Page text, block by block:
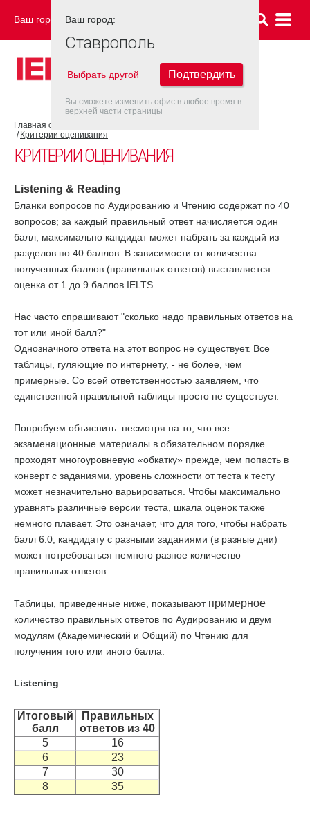
Ваш город: СТАВРОПОЛЬ
Главная страница
Критерии оценивания
КРИТЕРИИ ОЦЕНИВАНИЯ
Listening & Reading
Бланки вопросов по Аудированию и Чтению содержат по 40
вопросов; за каждый правильный ответ начисляется один
балл; максимально кандидат может набрать за каждый из
разделов по 40 баллов. В зависимости от количества
полученных баллов (правильных ответов) выставляется
оценка от 1 до 9 баллов IELTS.
Нас часто спрашивают "сколько надо правильных ответов на
тот или иной балл?"
Однозначного ответа на этот вопрос не существует. Все
таблицы, гуляющие по интернету, - не более, чем
примерные. Со всей ответственностью заявляем, что
единственной правильной таблицы просто не существует.
Попробуем объяснить: несмотря на то, что все
экзаменационные материалы в обязательном порядке
проходят многоуровневую «обкатку» прежде, чем попасть в
конверт с заданиями, уровень сложности от теста к тесту
может незначительно варьироваться. Чтобы максимально
уравнять различные версии теста, шкала оценок также
немного плавает. Это означает, что для того, чтобы набрать
балл 6.0, кандидату с разными заданиями (в разные дни)
может потребоваться немного разное количество
правильных ответов.
Таблицы, приведенные ниже, показывают примерное
количество правильных ответов по Аудированию и двум
модулям (Академический и Общий) по Чтению для
получения того или иного балла.
Listening
Итоговый
балл
Правильных
ответов из 40
5
16
6
23
7
30
8
35
Ваш город:
Ставрополь
Выбрать другой Подтвердить
Вы сможете изменить офис в любое время в
верхней части страницы